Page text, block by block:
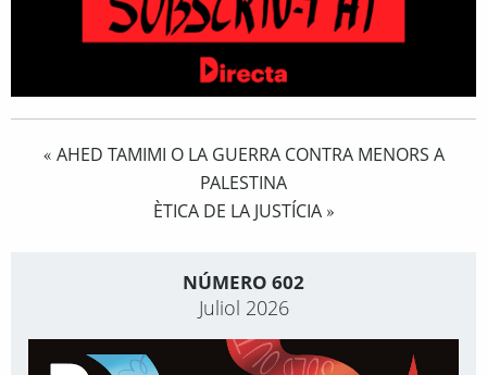
« AHED TAMIMI O LA GUERRA CONTRA MENORS A
PALESTINA
ÈTICA DE LA JUSTÍCIA»
NÚMERO 602
Juliol 2026